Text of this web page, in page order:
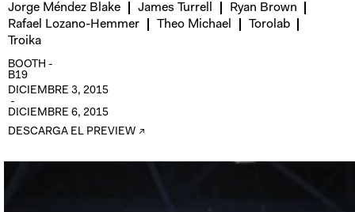
Jorge Méndez Blake
James Turrell
Ryan Brown
Rafael Lozano-Hemmer
Theo Michael
Torolab
Troika
BOOTH -
B19
DICIEMBRE 3, 2015
-
DICIEMBRE 6, 2015
DESCARGA EL PREVIEW ↗